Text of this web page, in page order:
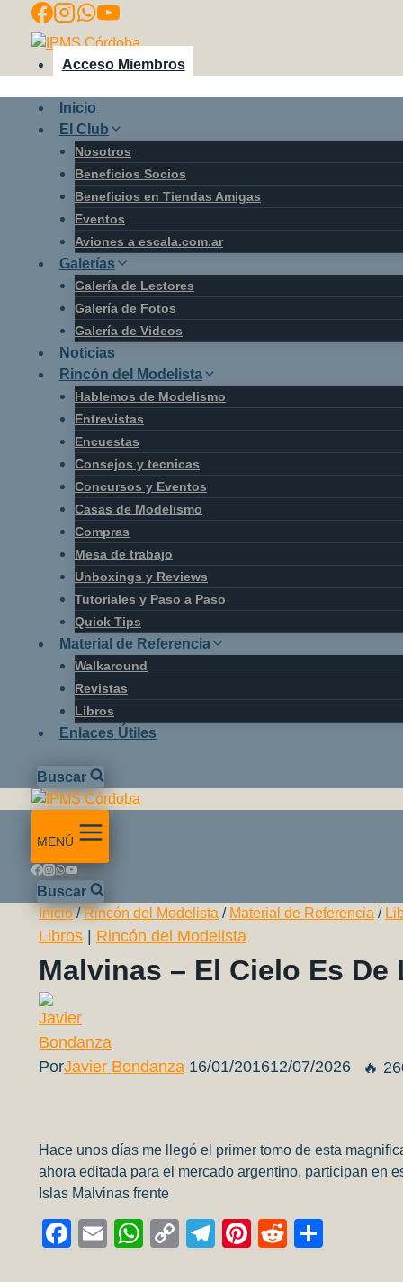
Saltar
contenido
Acceso Miembros
Inicio
El Club
Nosotros
Beneficios Socios
Beneficios en Tiendas Amigas
Eventos
Aviones a escala.com.ar
Galerías
Galería de Lectores
Galería de Fotos
Galería de Videos
Noticias
Rincón del Modelista
Hablemos de Modelismo
Entrevistas
Encuestas
Consejos y tecnicas
Concursos y Eventos
Casas de Modelismo
Compras
Mesa de trabajo
Unboxings y Reviews
Tutoriales y Paso a Paso
Quick Tips
Material de Referencia
Walkaround
Revistas
Libros
Enlaces Útiles
Buscar
MENÚ
Buscar
Inicio / Rincón del Modelista / Material de Referencia /
Libros Rincón del Modelista
Malvinas – El Cielo Es
PorJavier Bondanza 16/01/201612/07/2026 🔥
Hace unos días me llegó el primer tomo de esta
ahora editada para el mercado argentino, participan en
Islas Malvinas frente
Facebook
EmailWhatsApp
CopyTelegram
Pinterest
Reddit